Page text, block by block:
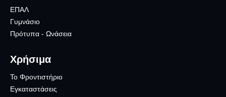
ΕΠΑΛ
Γυμνάσιο
Πρότυπα - Ωνάσεια
Χρήσιμα
Το Φροντιστήριο
Εγκαταστάσεις